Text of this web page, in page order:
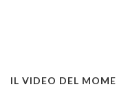
IL VIDEO DEL